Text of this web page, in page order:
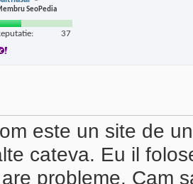
SeoPedia
37
este un site de
cateva. Eu il
probleme. Cam